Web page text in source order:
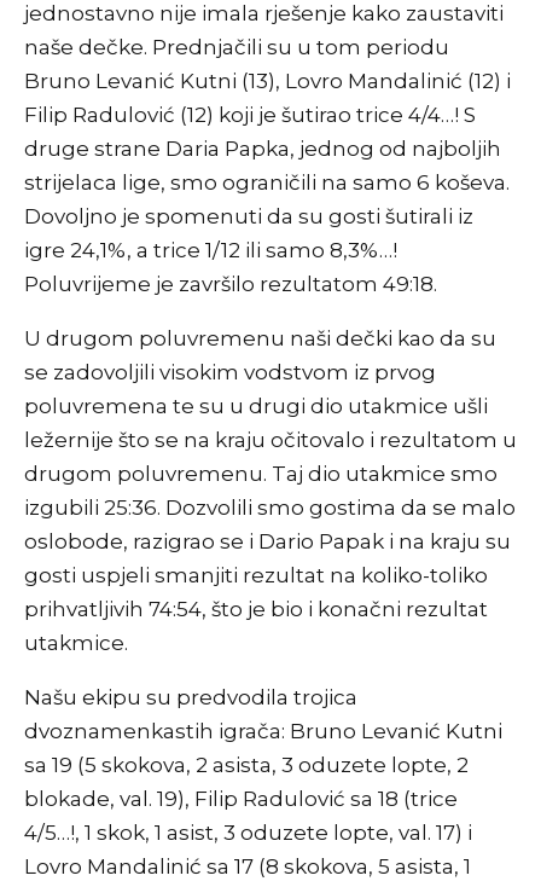
jednostavno nije imala rješenje kako zaustaviti
naše dečke. Prednjačili su u tom periodu
Bruno Levanić Kutni (13), Lovro Mandalinić (12) i
Filip Radulović (12) koji je šutirao trice 4/4…! S
druge strane Daria Papka, jednog od najboljih
strijelaca lige, smo ograničili na samo 6 koševa.
Dovoljno je spomenuti da su gosti šutirali iz
igre 24,1%, a trice 1/12 ili samo 8,3%…!
Poluvrijeme je završilo rezultatom 49:18.
U drugom poluvremenu naši dečki kao da su
se zadovoljili visokim vodstvom iz prvog
poluvremena te su u drugi dio utakmice ušli
ležernije što se na kraju očitovalo i rezultatom u
drugom poluvremenu. Taj dio utakmice smo
izgubili 25:36. Dozvolili smo gostima da se malo
oslobode, razigrao se i Dario Papak i na kraju su
gosti uspjeli smanjiti rezultat na koliko-toliko
prihvatljivih 74:54, što je bio i konačni rezultat
utakmice.
Našu ekipu su predvodila trojica
dvoznamenkastih igrača: Bruno Levanić Kutni
sa 19 (5 skokova, 2 asista, 3 oduzete lopte, 2
blokade, val. 19), Filip Radulović sa 18 (trice
4/5…!, 1 skok, 1 asist, 3 oduzete lopte, val. 17) i
Lovro Mandalinić sa 17 (8 skokova, 5 asista, 1